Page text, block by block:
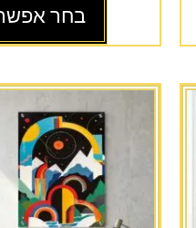
בחר